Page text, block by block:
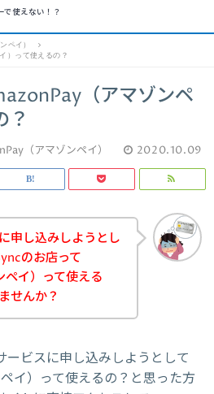
使えない！？
ペイ）
）って使えるの？
（アマゾンペ
？
（アマゾンペイ） 2020.10.09
申し込みしようとし
のお店って
イ）って使える
せんか？
ビスに申し込みしようとして
イ）って使えるの？と思った方